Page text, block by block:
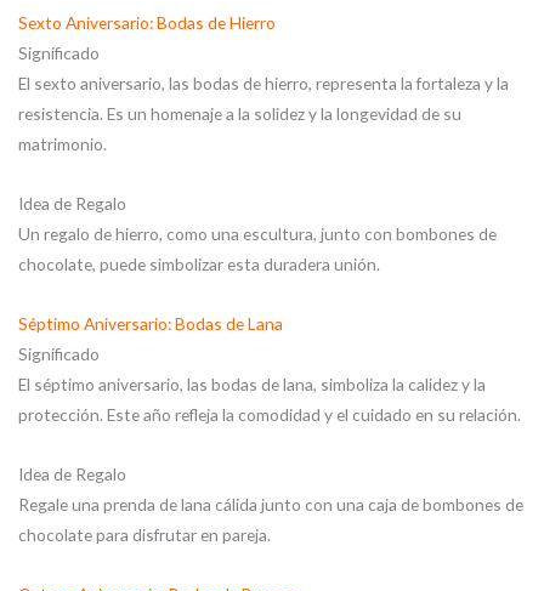
Sexto Aniversario: Bodas de Hierro
Significado
El sexto aniversario, las bodas de hierro, representa la fortaleza y la
resistencia. Es un homenaje a la solidez y la longevidad de su
matrimonio.
Idea de Regalo
Un regalo de hierro, como una escultura, junto con bombones de
chocolate, puede simbolizar esta duradera unión.
Séptimo Aniversario: Bodas de Lana
Significado
El séptimo aniversario, las bodas de lana, simboliza la calidez y la
protección. Este año refleja la comodidad y el cuidado en su relación.
Idea de Regalo
Regale una prenda de lana cálida junto con una caja de bombones de
chocolate para disfrutar en pareja.